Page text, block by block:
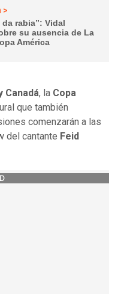
>
da rabia”: Vidal
su ausencia de La
América
Canadá, la Copa
que también
comenzarán a las
del cantante Feid